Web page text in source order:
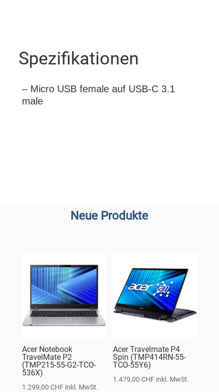
Spezifikationen
– Micro USB female auf USB-C 3.1
male
Neue Produkte
Acer Notebook
TravelMate P2
(TMP215-55-G2-TCO-
536X)
1.299,00 CHF inkl. MwSt.
Acer Travelmate P4
Spin (TMP414RN-55-
TCO-55Y6)
1.479,00CHF inkl. MwSt.